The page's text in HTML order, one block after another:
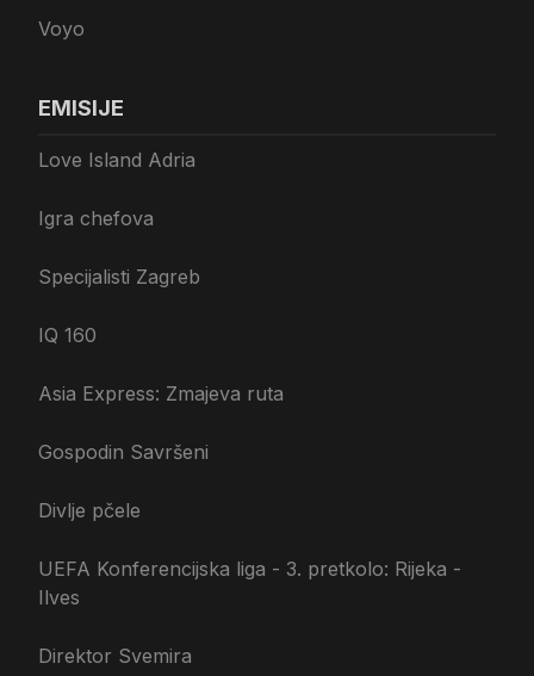
Voyo
EMISIJE
Love Island Adria
Igra chefova
Specijalisti Zagreb
IQ 160
Asia Express: Zmajeva ruta
Gospodin Savršeni
Divlje pčele
UEFA Konferencijska liga - 3. pretkolo: Rijeka -
Ilves
Direktor Svemira